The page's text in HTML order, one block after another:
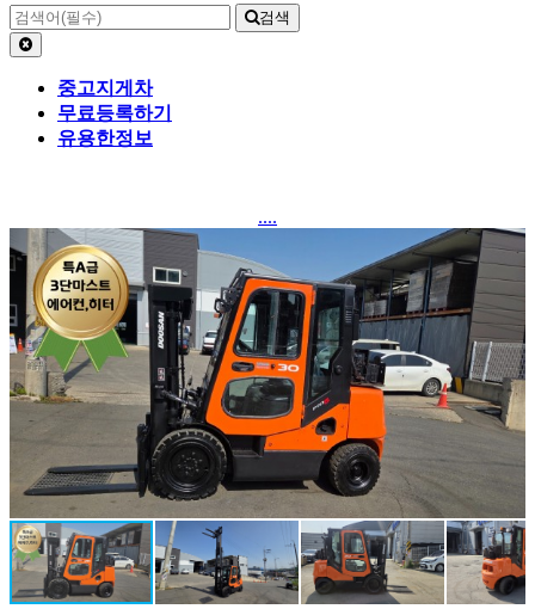
검색
중고지게차
무료등록하기
유용한정보
....